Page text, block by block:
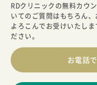
RDクリニックの無料カウ
いてのご質問はもちろん、
よろこんでお受けいたし
ださい。
お電話